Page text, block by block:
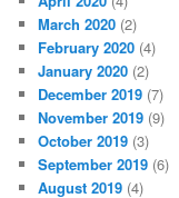
March 2020 (2)
February 2020 (4)
January 2020 (2)
December 2019 (7)
November 2019 (9)
October 2019 (3)
September 2019 (6)
August 2019 (4)